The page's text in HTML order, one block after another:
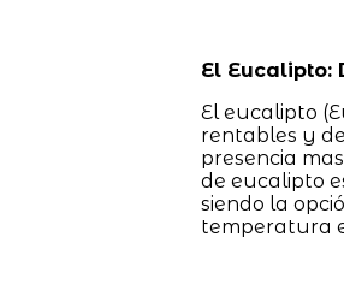
El Eucalipto:
El eucalipto
rentables y
presencia
de eucalipto
siendo la
temperatura